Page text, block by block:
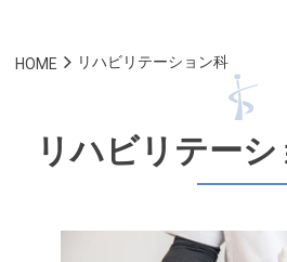
HOME リハビリテーション科
リハビリテー